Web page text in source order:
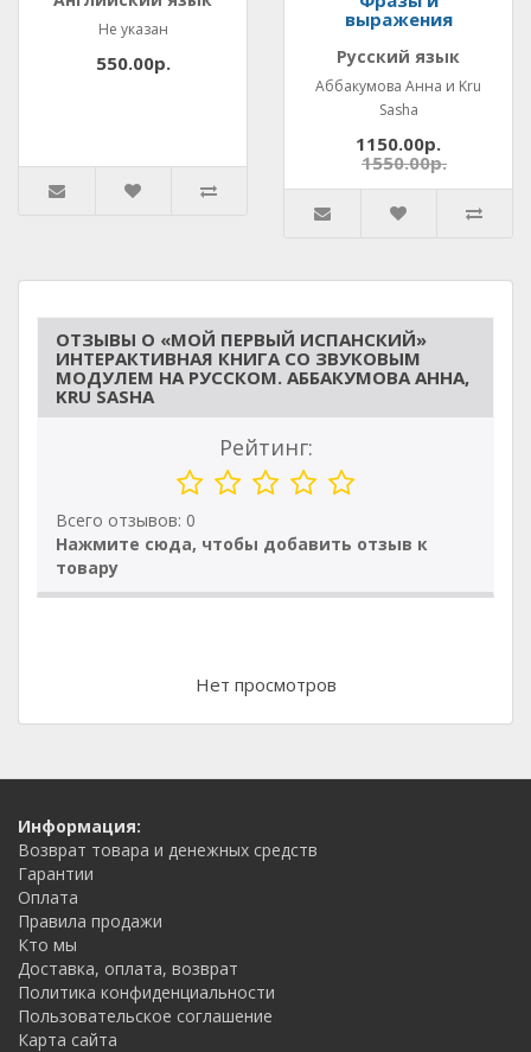
Не указан
550.00р.
выражения
Русский язык
Аббакумова Анна и Kru
Sasha
1150.00р.
1550.00р.
ОТЗЫВЫ О «МОЙ ПЕРВЫЙ ИСПАНСКИЙ»
ИНТЕРАКТИВНАЯ КНИГА СО ЗВУКОВЫМ
МОДУЛЕМ НА РУССКОМ. АББАКУМОВА АННА,
KRU SASHA
Рейтинг:
Всего отзывов: 0
Нажмите сюда, чтобы добавить отзыв к
товару
Нет просмотров
Информация:
Возврат товара и денежных средств
Гарантии
Оплата
Правила продажи
Кто мы
Доставка, оплата, возврат
Политика конфиденциальности
Пользовательское соглашение
Карта сайта